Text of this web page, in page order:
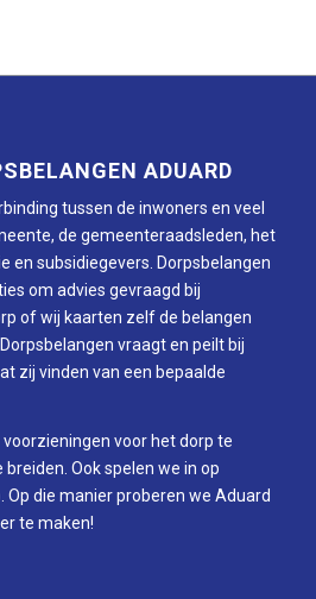
ADUARD
tussen de inwoners en veel
de gemeenteraadsleden, het
en subsidiegevers. Dorpsbelangen
om advies gevraagd bij
of wij kaarten zelf de belangen
vraagt en peilt bij
zij vinden van een bepaalde
voor het dorp te
Ook spelen we in op
die manier proberen we Aduard
te maken!